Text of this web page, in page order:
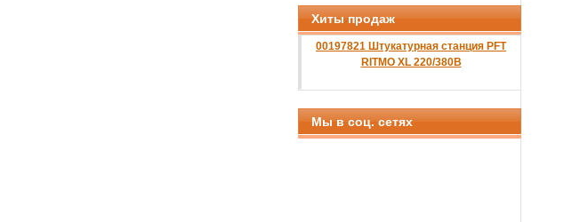
Хиты продаж
00197821 Штукатурная станция PFT
RITMO XL 220/380B
Мы в соц. сетях